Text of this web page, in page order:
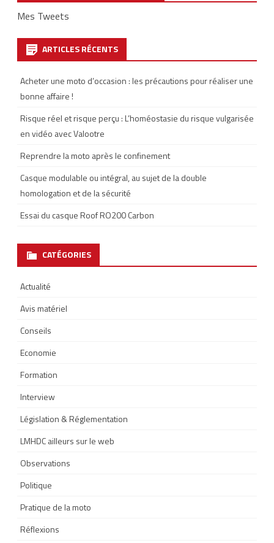
Mes Tweets
ARTICLES RÉCENTS
Acheter une moto d’occasion : les précautions pour réaliser une
bonne affaire !
Risque réel et risque perçu : L’homéostasie du risque vulgarisée
en vidéo avec Valootre
Reprendre la moto après le confinement
Casque modulable ou intégral, au sujet de la double
homologation et de la sécurité
Essai du casque Roof RO200 Carbon
CATÉGORIES
Actualité
Avis matériel
Conseils
Economie
Formation
Interview
Législation & Réglementation
LMHDC ailleurs sur le web
Observations
Politique
Pratique de la moto
Réflexions